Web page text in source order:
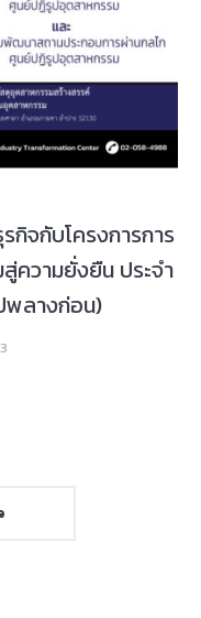
จกับโครงการการ
ความยั่งยืน ประจำ
พลางก่อน)